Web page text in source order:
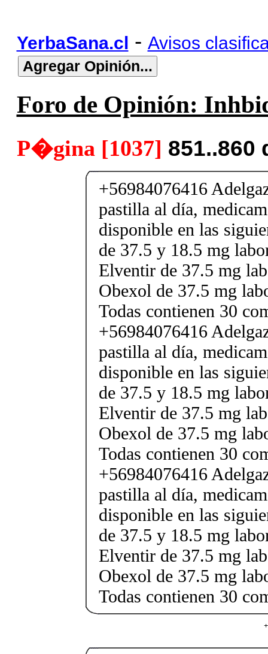
YerbaSana.cl - Avisos
Foro de Opinión:
P�gina [1037] 851..860
+56984076416
pastilla al día,
disponible en las
de 37.5 y 18.5 mg
Elventir de 37.5 mg
Obexol de 37.5 mg
Todas contienen 30
+56984076416
pastilla al día,
disponible en las
de 37.5 y 18.5 mg
Elventir de 37.5 mg
Obexol de 37.5 mg
Todas contienen 30
+56984076416
pastilla al día,
disponible en las
de 37.5 y 18.5 mg
Elventir de 37.5 mg
Obexol de 37.5 mg
Todas contienen 30